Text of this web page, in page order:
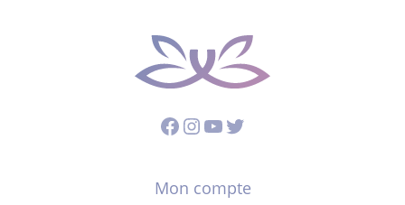
Facebook
Instagram
YouTube
Twitter
Mon compte